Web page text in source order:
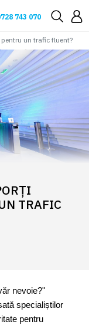
743 070
un trafic fluent?
TRAFIC
nevoie?"
specialiștilor
pentru